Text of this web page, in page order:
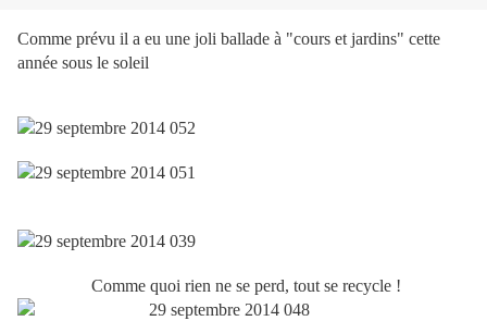
Comme prévu il a eu une joli ballade à "cours et jardins" cette
année sous le soleil
Comme quoi rien ne se perd, tout se recycle !